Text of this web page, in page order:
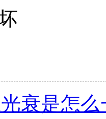
坏
衰是怎